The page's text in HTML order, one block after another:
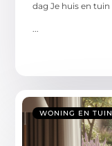
dag Je huis en tuin
WONING EN TUIN